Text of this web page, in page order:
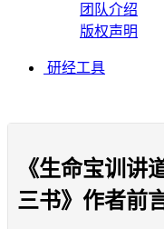
团队介绍
版权声明
研经工具
《生命宝训
三书》作者前